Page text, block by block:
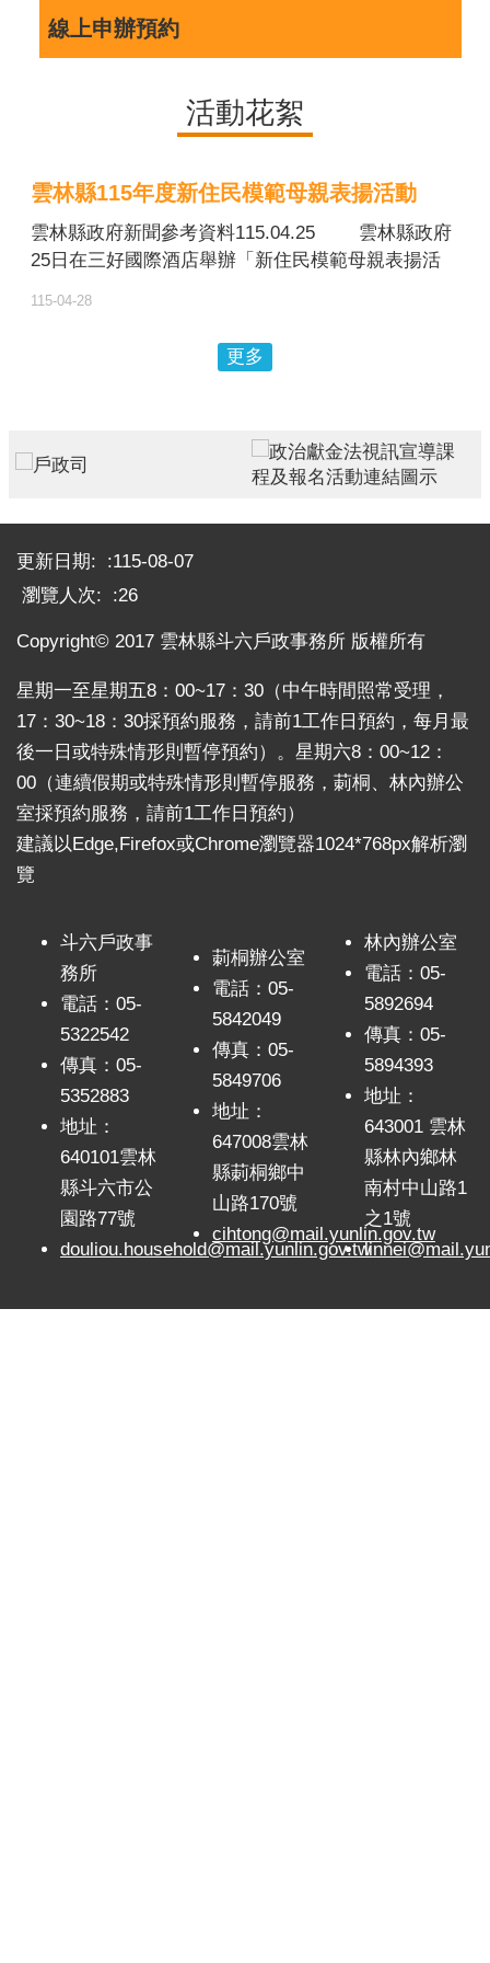
線上申辦預約
活動花絮
雲林縣115年度新住民模範母親表揚活動
115-04-28
雲林縣政府新聞參考資料115.04.25 雲林縣政府
25日在三好國際酒店舉辦「新住民模範母親表揚活
肩負照顧子女、扶持家計的重要責任，以無私奉獻與
堅韌精神，為社會注入溫暖力量。 張麗善縣長
要力量。縣府已連續8年於母親節前夕辦理表揚活
動，向辛勞付出的新住民母親致上誠摯敬意。
兼具的生命力。每位受表揚者背後都有動人的故事，
不僅撐起家庭，也為社會帶來穩定與正向力量。她也
會發掘並表揚新住民模範母親，深獲各界肯定；擔任
達對新住民族群的尊重與關懷。本次獲表揚的30位母
親，每一位都在生命歷程中展現「為母則強」的精
神，以堅毅與愛，寫下感人至深的生命篇章。
來自印尼的吳素玲女士，面對孩子病痛與離世的重
大打擊，仍堅強走出傷痛，考取專業證照並投入服務
他人；來自越南的阮氏垂莊女士，與家人辛勤經營資
源回收工作，並投身公益回饋社會；阮紅巧女士則撐
成長。 民政處長蕭德恕表示，雲林縣長期推動
新住民模範母親表揚，具指標性意義。今年受表揚的
母親們，以堅強與柔韌撐起家庭，是社會中最溫暖且
穩定的力量。透過表揚活動，期盼鼓勵更多新住民積
極融入在地生活，並促進社會對多元文化的理解與尊
重。 民政處表示，未來將持續推動新住民相關
支持政策與服務，深化關懷機制，營造友善共融的生
活環境，攜手打造幸福宜居的雲林。 本次獲模
範母親表揚名單如下：劉鳳茜、胡滋云、陳建梅、裴
氏水、陳玥汝、駱月青、吳素玲、黃氏雪梅、洪明
理、黃璋麗、范芸真、姚沛辰、張春華、阮秋妝、阮
氏垂莊、張氏玉娥、廖金新、林氏麗秋、黃清水、何
更多
更新日期:
115-08-07
瀏覽人次:
26
Copyright© 2017 雲林縣斗六戶政事務所 版權所有
星期一至星期五8：00~17：30（中午時間照常受理，
17：30~18：30採預約服務，請前1工作日預約，每月最
後一日或特殊情形則暫停預約）。星期六8：00~12：
00（連續假期或特殊情形則暫停服務，莿桐、林內辦公
室採預約服務，請前1工作日預約）
建議以Edge,Firefox或Chrome瀏覽器1024*768px解析瀏
覽
斗六戶政事
務所
電話：05-
5322542
傳真：05-
5352883
地址：
640101雲林
縣斗六市公
園路77號
douliou.household@mail.yunlin.gov.tw
莿桐辦公室
電話：05-
5842049
傳真：05-
5849706
地址：
647008雲林
縣莿桐鄉中
山路170號
cihtong@mail.yunlin.gov.tw
林內辦公室
電話：05-
5892694
傳真：05-
5894393
地址：
643001 雲林
縣林內鄉林
南村中山路1
之1號